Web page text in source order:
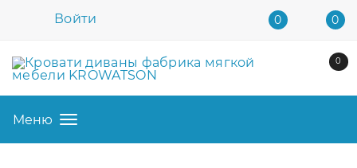
Войти 0 0
0
Меню